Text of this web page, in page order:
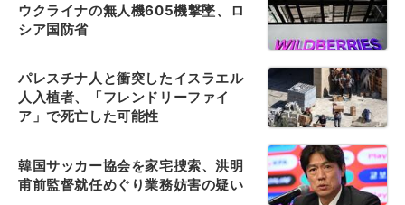
ウクライナの無人機605機撃墜、ロ
シア国防省
パレスチナ人と衝突したイスラエル
人入植者、「フレンドリーファイ
ア」で死亡した可能性
韓国サッカー協会を家宅捜索、洪明
甫前監督就任めぐり業務妨害の疑い